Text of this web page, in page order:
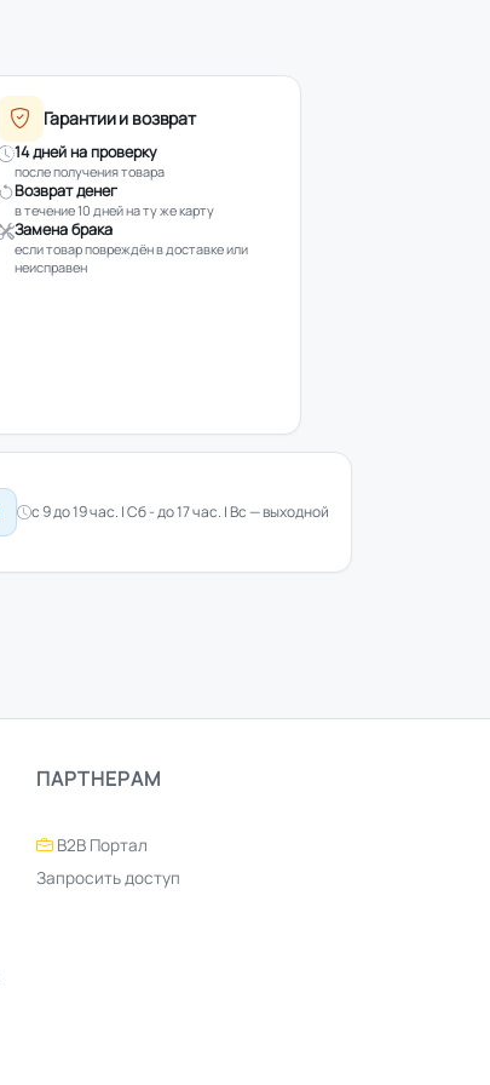
Гарантии и возврат
14 дней на проверку
после получения товара
Возврат денег
в течение 10 дней на ту же карту
Замена брака
если товар повреждён в доставке или
неисправен
с 9 до 19 час. | Сб - до 17 час. | Вс — выходной
ПАРТНЕРАМ
B2B Портал
Запросить доступ